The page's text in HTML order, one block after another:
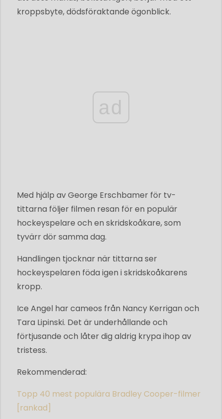
kroppsbyte, dödsföraktande ögonblick.
ad
Med hjälp av George Erschbamer för tv-
tittarna följer filmen resan för en populär
hockeyspelare och en skridskoåkare, som
tyvärr dör samma dag.
Handlingen tjocknar när tittarna ser
hockeyspelaren föda igen i skridskoåkarens
kropp.
Ice Angel har cameos från Nancy Kerrigan och
Tara Lipinski. Det är underhållande och
förtjusande och låter dig aldrig krypa ihop av
tristess.
Rekommenderad:
Topp 40 mest populära Bradley Cooper-filmer
[rankad]